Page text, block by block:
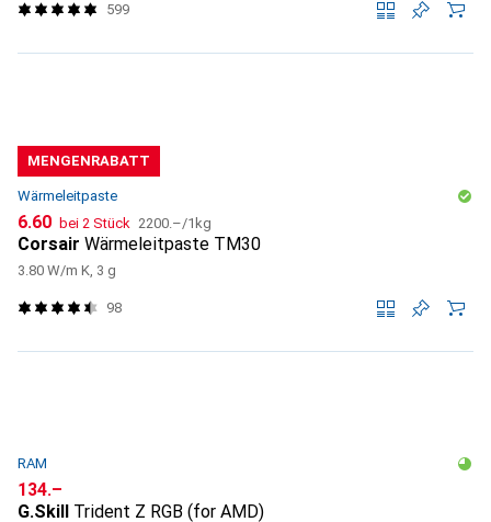
599
MENGENRABATT
Wärmeleitpaste
CHF
6.60 bei 2 Stück CHF
2200.–/1kg
Corsair Wärmeleitpaste TM30
3.80 W/m K, 3 g
98
RAM
CHF
134.–
G.Skill Trident Z RGB (for AMD)